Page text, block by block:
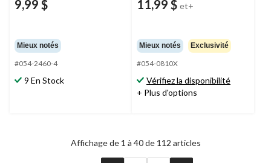
9,99 $
Mieux notés
#054-2460-4
9 En Stock
11,99 $ et+
Mieux notés Exclusivité
#054-0810X
Vérifiez la disponibilité
+ Plus d'options
Affichage de 1 à 40 de 112 articles